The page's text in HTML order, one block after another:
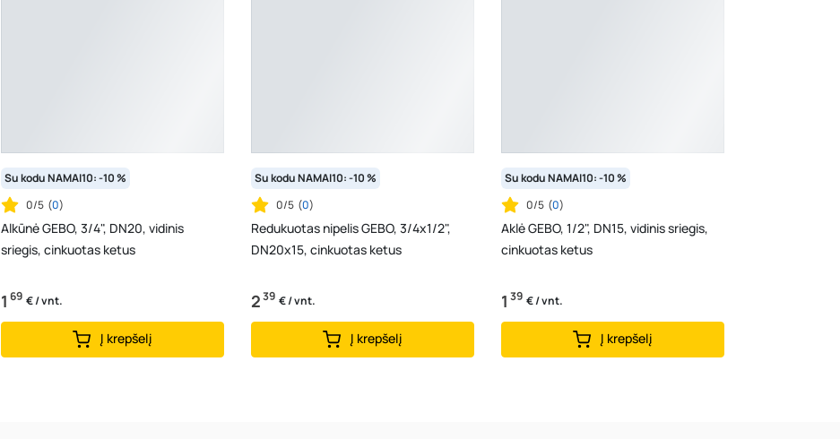
Su kodu NAMAI10: -10 %
0/5 (0)
Alkūnė GEBO, 3/4", DN20, vidinis
sriegis, cinkuotas ketus
1 69 € / vnt.
Į krepšelį
Su kodu NAMAI10: -10 %
0/5 (0)
Redukuotas nipelis GEBO, 3/4x1/2",
DN20x15, cinkuotas ketus
239 € / vnt.
Į krepšelį
Su kodu NAMAI10: -10 %
0/5 (0)
Aklė GEBO, 1/2", DN15, vidinis sriegis,
cinkuotas ketus
1 39 € / vnt.
Į krepšelį